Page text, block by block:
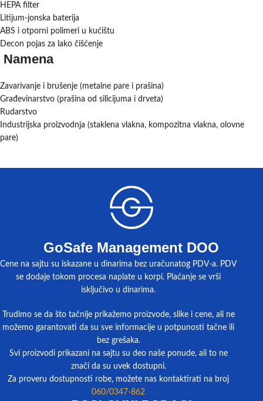
HEPA filter
Litijum-jonska baterija
ABS i otporni polimeri u kućištu
Decon pojas za lako čišćenje
Namena
Zavarivanje i brušenje (metalne pare i prašina)
Građevinarstvo (prašina od silicijuma i drveta)
Rudarstvo
Industrijska proizvodnja (staklena vlakna, kompozitna vlakna, olovne
pare)
GoSafe Management DOO
Cene na sajtu su iskazane u dinarima bez uračunatog PDV-a. PDV
se dodaje tokom procesa naplate u korpi. Plaćanje se vrši
isključivo u dinarima.
Trudimo se da što tačnije prikažemo proizvode, slike i cene, ali ne
možemo garantovati da su sve informacije u potpunosti tačne ili
bez grešaka.
Svi proizvodi prikazani na sajtu su deo naše ponude, ali to ne
znači da su uvek dostupni.
Za proveru dostupnosti robe, možete nas kontaktirati na broj
060/0347-862